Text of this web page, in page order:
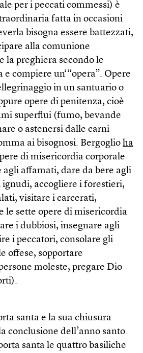
per i peccati commessi) è
fatta in occasioni
bisogna essere battezzati,
alla comunione
la preghiera secondo le
compiere un‘“opera”. Opere
in un santuario o
opere di penitenza, cioè
superflui (fumo, bevande
o astenersi dalle carni
ai bisognosi. Bergoglio ha
di misericordia corporale
agli affamati, dare da bere agli
ignudi, accogliere i forestieri,
visitare i carcerati,
le sette opere di misericordia
i dubbiosi, insegnare agli
i peccatori, consolare gli
offese, sopportare
moleste, pregare Dio
santa e la sua chiusura
conclusione dell’anno santo.
santa le quattro basiliche